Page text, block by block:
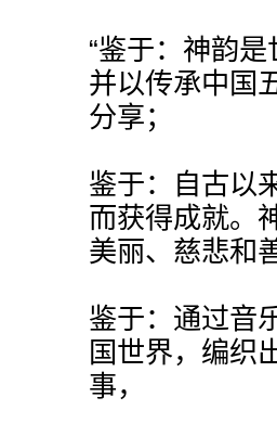
“鉴于：神韵
并以传承中国
分享；
鉴于：自古以
而获得成就。
美丽、慈悲和
鉴于：通过音
国世界，编织
事，